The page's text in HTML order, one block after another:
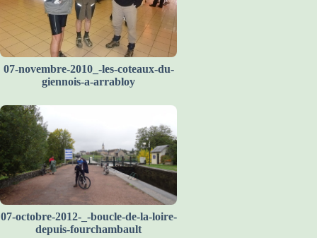
07-novembre-2010_-les-coteaux-du-
giennois-a-arrabloy
07-octobre-2012-_-boucle-de-la-loire-
depuis-fourchambault